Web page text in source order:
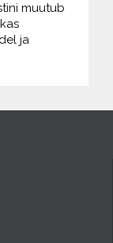
muutub
ja